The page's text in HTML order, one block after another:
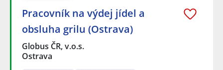
Pracovník na výdej jídel a
obsluha grilu (Ostrava)
Globus ČR, v.o.s.
Ostrava